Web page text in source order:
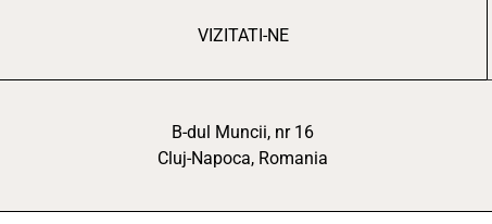
VIZITATI-NE
B-dul Muncii, nr 16
Cluj-Napoca, Romania